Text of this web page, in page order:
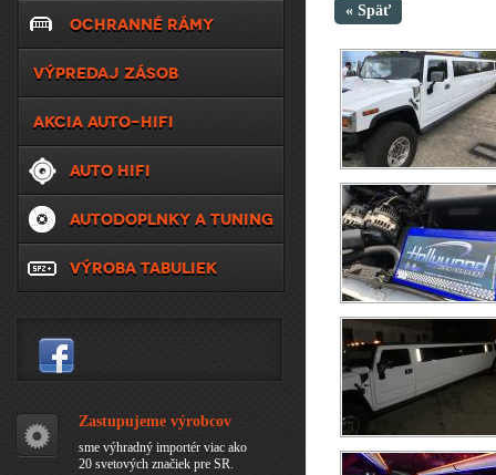
« Späť
OCHRANNÉ RÁMY
VÝPREDAJ ZÁSOB
AKCIA AUTO-HIFI
AUTO HIFI
AUTODOPLNKY A TUNING
VÝROBA TABULIEK
Zastupujeme výrobcov
sme výhradný importér viac ako
20 svetových značiek pre SR.